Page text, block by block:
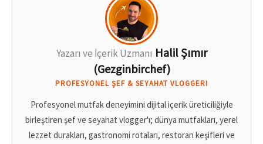
Yazarı ve İçerik Uzmanı Halil Şımır
(Gezginbirchef)
PROFESYONEL ŞEF & SEYAHAT VLOGGERI
Profesyonel mutfak deneyimini dijital içerik üreticiliğiyle
birleştiren şef ve seyahat vlogger'ı; dünya mutfakları, yerel
lezzet durakları, gastronomi rotaları, restoran keşifleri ve